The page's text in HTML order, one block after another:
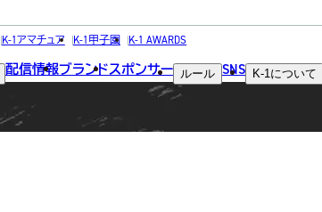
K-1アマチュア K-1甲子園 K-1 AWARDS
配信情報ブランドスポンサー ルール SNS K-1 について
FIGHTER